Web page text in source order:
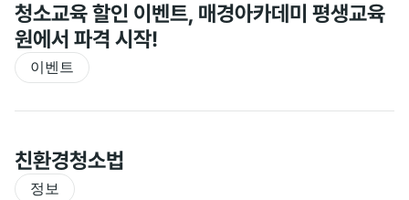
청소교육 할인 이벤트, 매경아카데미 평생교육
원에서 파격 시작!
이벤트
친환경청소법
정보